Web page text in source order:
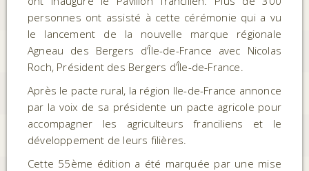
personnes ont assisté à cette cérémonie qui a vu
le lancement de la nouvelle marque régionale
Agneau des Bergers d’Île-de-France avec Nicolas
Roch, Président des Bergers d’Île-de-France.
Après le pacte rural, la région Ile-de-France annonce
par la voix de sa présidente un pacte agricole pour
accompagner les agriculteurs franciliens et le
développement de leurs filières.
Cette 55ème édition a été marquée par une mise